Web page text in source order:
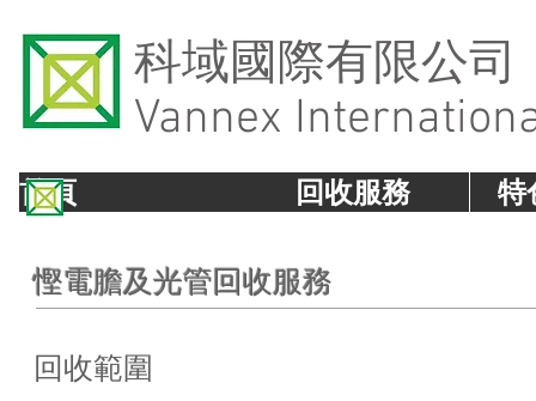
Vannex
​科域國際有限公司
首頁 回收服務 特
慳電膽及光管回收服務
回收範圍